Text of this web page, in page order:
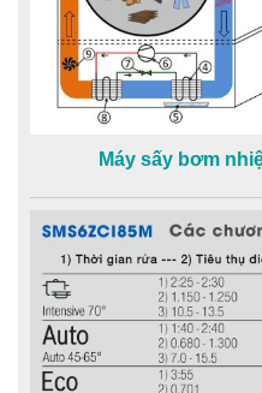
Máy sấy bơm